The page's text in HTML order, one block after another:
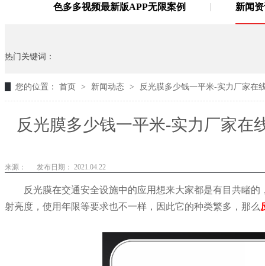
色多多视频最新版APP无限案例 新闻
热门关键词：
您的位置： 首页 > 新闻动态 > 反光膜多少钱一平米-实力厂家在
反光膜多少钱一平米-实力厂家在
来源： 发布日期： 2021.04.22
反光膜在交通安全设施中的应用想来大家都是有目共睹
射亮度，使用年限等要求也不一样，因此它的种类繁多，那么